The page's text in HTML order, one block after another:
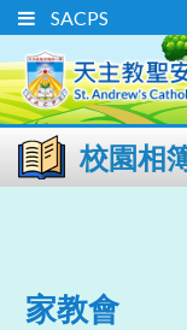
SACPS
校園相
家教會